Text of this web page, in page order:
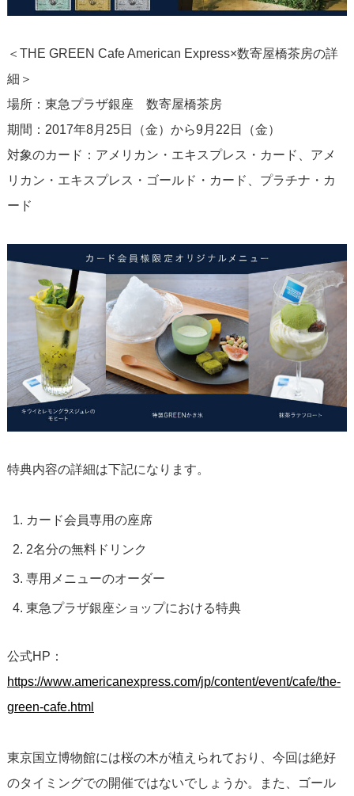
＜THE GREEN Cafe American Express×数寄屋橋茶房の詳
細＞
場所：東急プラザ銀座 数寄屋橋茶房
期間：2017年8月25日（金）から9月22日（金）
対象のカード：アメリカン・エキスプレス・カード、アメ
リカン・エキスプレス・ゴールド・カード、プラチナ・カ
ード
特典内容の詳細は下記になります。
カード会員専用の座席
2名分の無料ドリンク
専用メニューのオーダー
東急プラザ銀座ショップにおける特典
公式HP：
https://www.americanexpress.com/jp/content/event/cafe/the-
green-cafe.html
東京国立博物館には桜の木が植えられており、今回は絶好
のタイミングでの開催ではないでしょうか。また、ゴール